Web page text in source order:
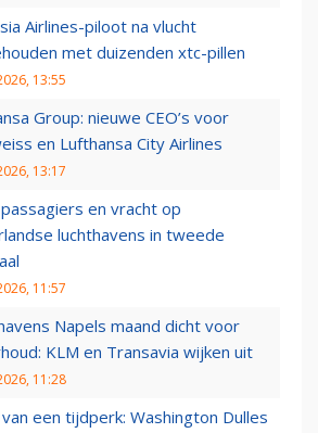
Airlines-piloot na vlucht
met duizenden xtc-pillen
13:55
Group: nieuwe CEO’s voor
en Lufthansa City Airlines
13:17
en vracht op
luchthavens in tweede
11:57
Napels maand dicht voor
KLM en Transavia wijken uit
11:28
een tijdperk: Washington Dulles